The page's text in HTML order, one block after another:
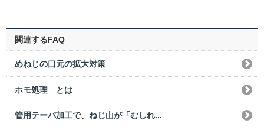
関連するFAQ
めねじの口元の拡大対策
ホモ処理 とは
管用テーパ加工で、ねじ山が「むしれ...